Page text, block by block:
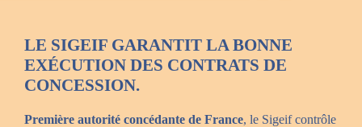
LE SIGEIF GARANTIT LA BONNE
EXÉCUTION DES CONTRATS DE
CONCESSION.
Première autorité concédante de France, le Sigeif contrôle